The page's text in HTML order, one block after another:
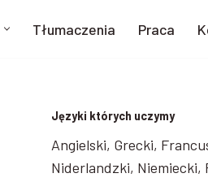
Tłumaczenia Praca
Języki których uczymy
Angielski, Grecki,
Niderlandzki, Niemiecki,